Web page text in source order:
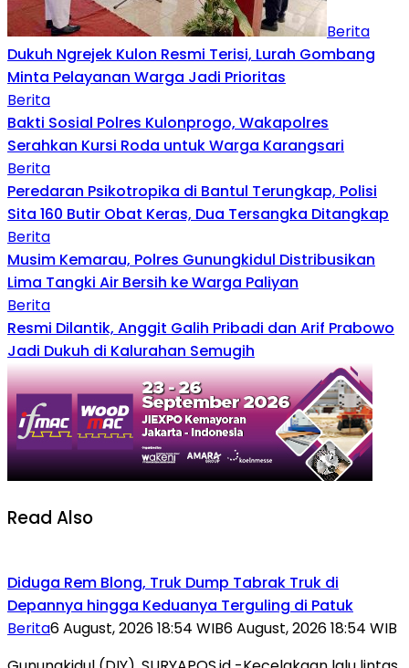
Berita
Dukuh Ngrejek Kulon Resmi Terisi, Lurah Gombang
Minta Pelayanan Warga Jadi Prioritas
Berita
Bakti Sosial Polres Kulonprogo, Wakapolres
Serahkan Kursi Roda untuk Warga Karangsari
Berita
Peredaran Psikotropika di Bantul Terungkap, Polisi
Sita 160 Butir Obat Keras, Dua Tersangka Ditangkap
Berita
Musim Kemarau, Polres Gunungkidul Distribusikan
Lima Tangki Air Bersih ke Warga Paliyan
Berita
Resmi Dilantik, Anggit Galih Pribadi dan Arif Prabowo
Jadi Dukuh di Kalurahan Semugih
Read Also
Diduga Rem Blong, Truk Dump Tabrak Truk di
Depannya hingga Keduanya Terguling di Patuk
Berita6 August, 2026 18:54 WIB6 August, 2026 18:54 WIB